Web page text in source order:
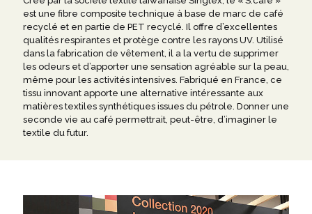
est une fibre composite technique à base de marc de café
recyclé et en partie de PET recyclé. Il offre d’excellentes
qualités respirantes et protège contre les rayons UV. Utilisé
dans la fabrication de vêtement, il a la vertu de supprimer
les odeurs et d’apporter une sensation agréable sur la peau,
même pour les activités intensives. Fabriqué en France, ce
tissu innovant apporte une alternative intéressante aux
matières textiles synthétiques issues du pétrole. Donner une
seconde vie au café permettrait, peut-être, d’imaginer le
textile du futur.